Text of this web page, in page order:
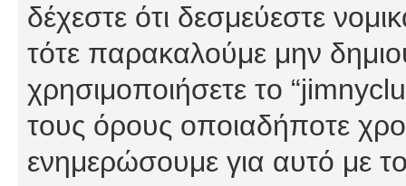
δέχεστε ότι δεσμεύεστε
τότε παρακαλούμε μην
χρησιμοποιήσετε το
τους όρους οποιαδήποτε
ενημερώσουμε για αυτό με